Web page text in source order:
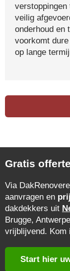
veilig
onderhoud en
voorkomt
op lange
Gratis
Via
aanvragen en
dakdekkers uit
Brugge,
vrijblijvend. Kom
Start hier